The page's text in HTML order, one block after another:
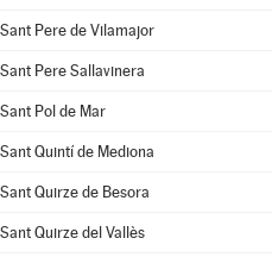
Sant Pere de Vilamajor
Sant Pere Sallavinera
Sant Pol de Mar
Sant Quintí de Mediona
Sant Quirze de Besora
Sant Quirze del Vallès